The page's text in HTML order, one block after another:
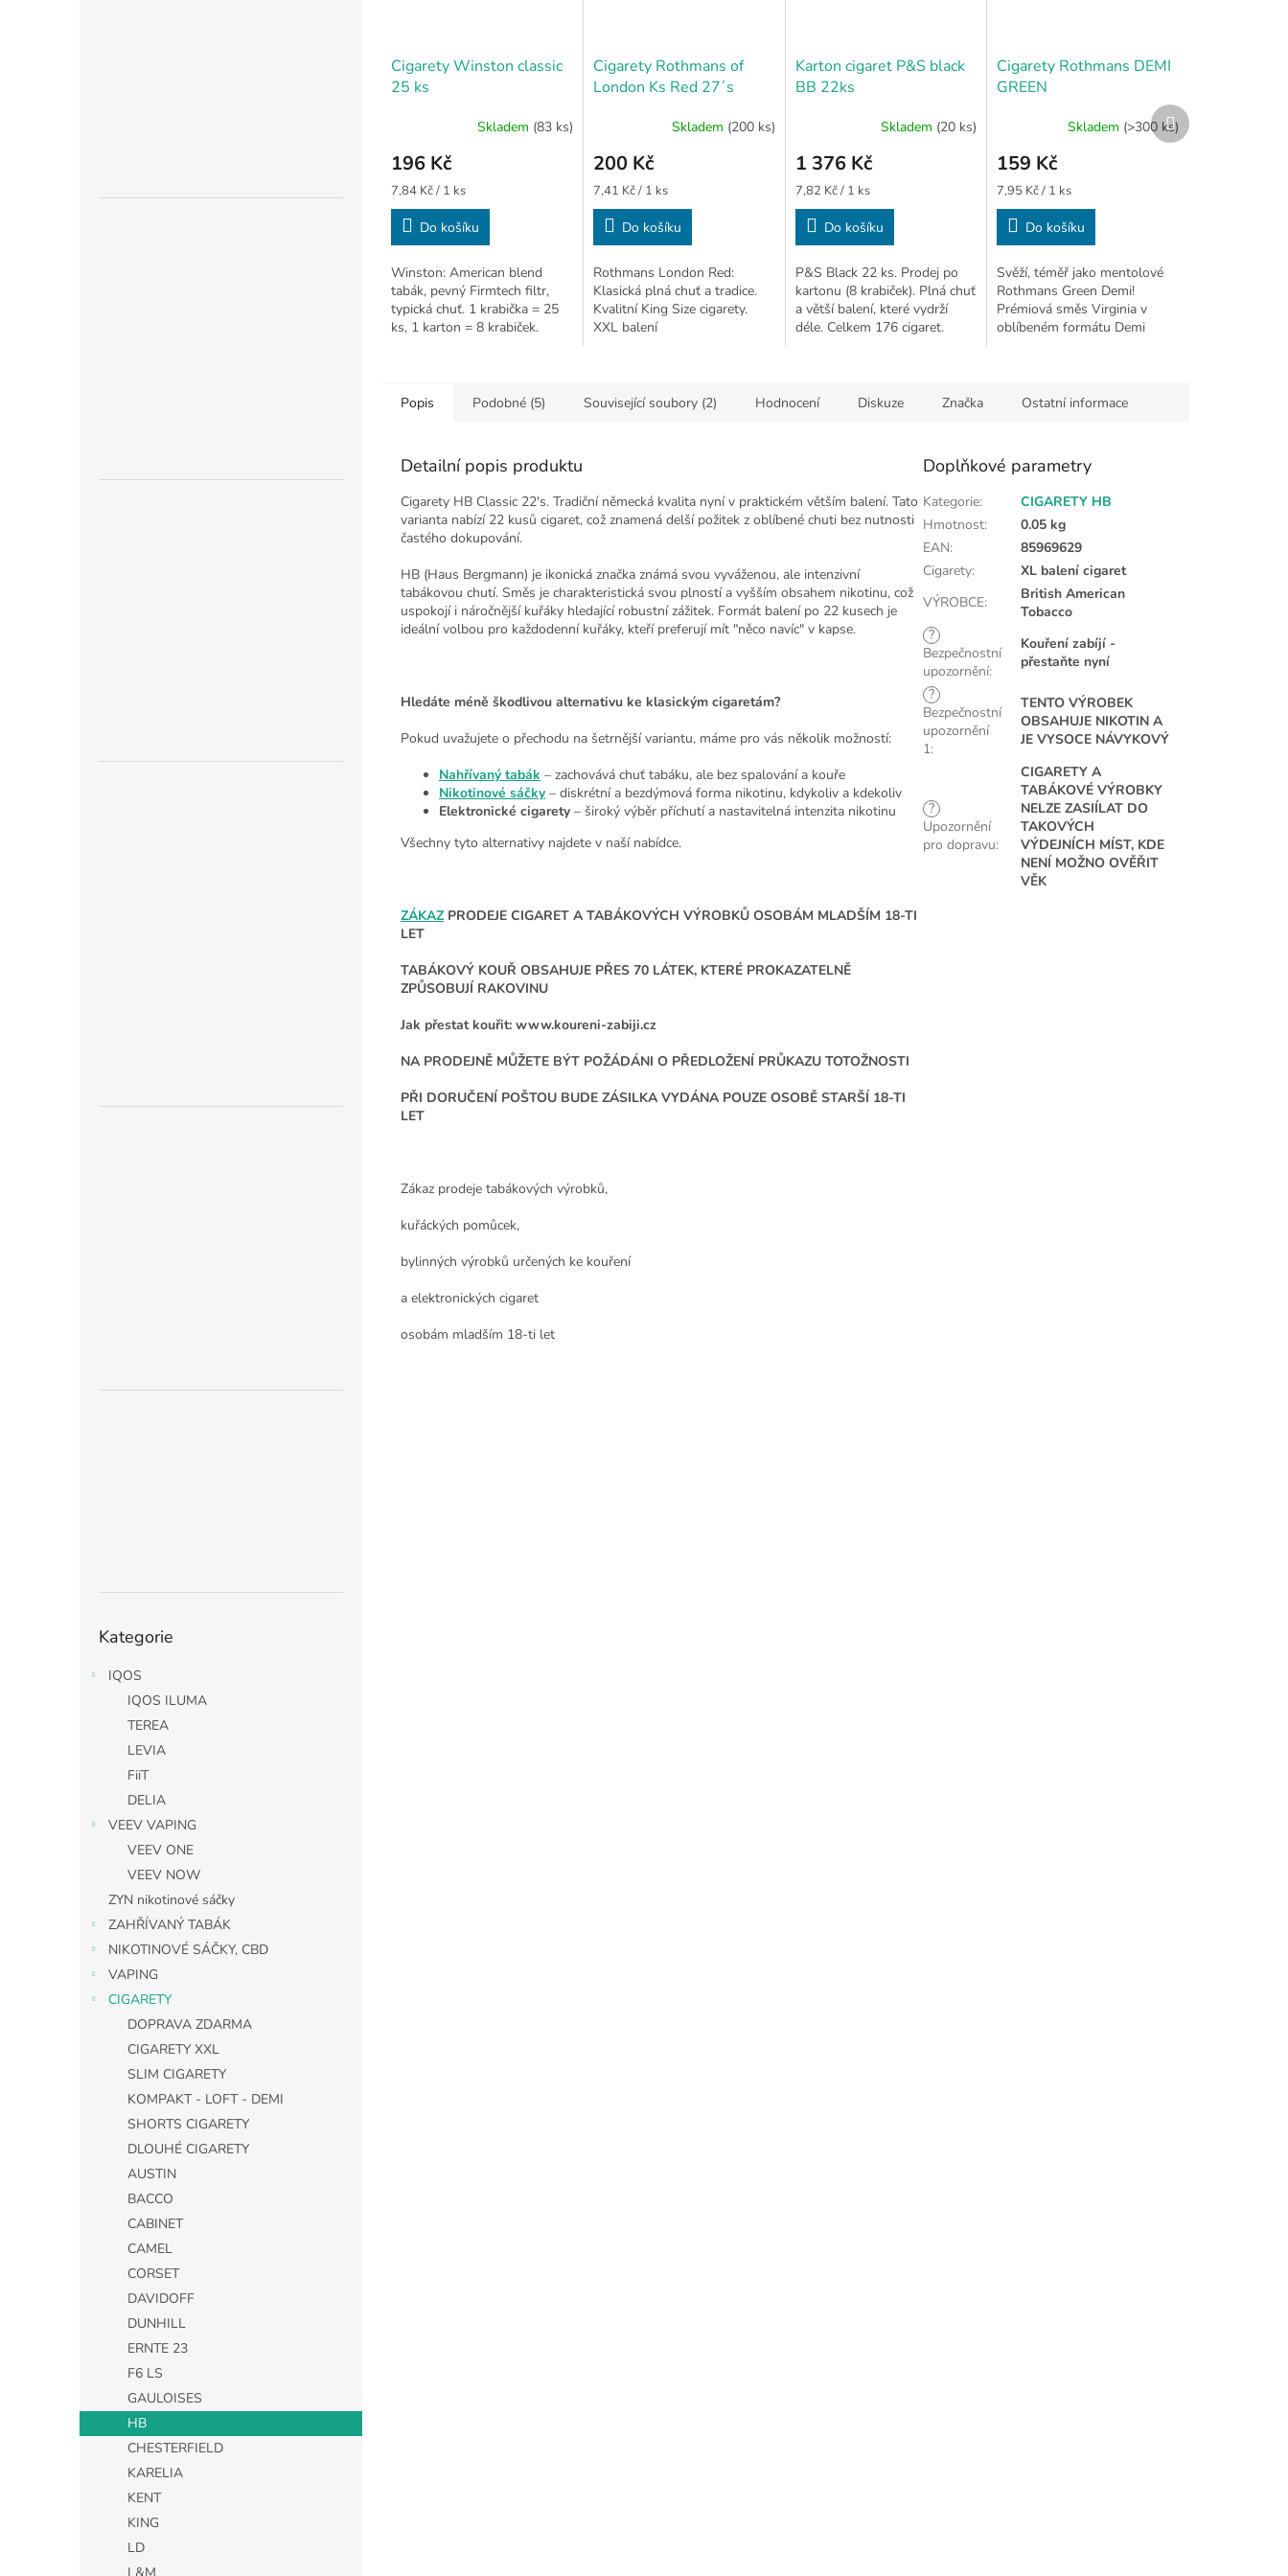
kategorie
Kategorie
IQOS
IQOS ILUMA
TEREA
LEVIA
FiiT
DELIA
VEEV VAPING
VEEV ONE
VEEV NOW
ZYN nikotinové sáčky
ZAHŘÍVANÝ TABÁK
NIKOTINOVÉ SÁČKY, CBD
VAPING
CIGARETY
DOPRAVA ZDARMA
CIGARETY XXL
SLIM CIGARETY
KOMPAKT - LOFT - DEMI
SHORTS CIGARETY
DLOUHÉ CIGARETY
AUSTIN
BACCO
CABINET
CAMEL
CORSET
DAVIDOFF
DUNHILL
ERNTE 23
F6 LS
GAULOISES
HB
CHESTERFIELD
KARELIA
KENT
KING
LD
L&M
Cigarety Winston classic
25 ks
Skladem (83 ks)
196 Kč
Měrná
cena:
7,84 Kč / 1 ks
Do košíku
Winston: American blend
tabák, pevný Firmtech filtr,
typická chuť. 1 krabička = 25
ks, 1 karton = 8 krabiček.
Cigarety Rothmans of
London Ks Red 27´s
Skladem (200 ks)
200 Kč
Měrná
cena:
7,41 Kč / 1 ks
Do košíku
Rothmans London Red:
Klasická plná chuť a tradice.
Kvalitní King Size cigarety.
XXL balení
Karton cigaret P&S black
BB 22ks
Skladem (20 ks)
1 376 Kč
Měrná
cena:
7,82 Kč / 1 ks
Do košíku
P&S Black 22 ks. Prodej po
kartonu (8 krabiček). Plná chuť
a větší balení, které vydrží
déle. Celkem 176 cigaret.
Cigarety Rothmans DEMI
GREEN
Skladem (>300 ks)
159 Kč
Měrná
cena:
7,95 Kč / 1 ks
Do košíku
Svěží, téměř jako mentolové
Rothmans Green Demi!
Prémiová směs Virginia v
oblíbeném formátu Demi
Další
produkt
Popis Podobné (5) Související soubory (2) Hodnocení Diskuze Značka Ostatní informace
Detailní popis produktu
Cigarety HB Classic 22's. Tradiční německá kvalita nyní v praktickém větším balení. Tato
varianta nabízí 22 kusů cigaret, což znamená delší požitek z oblíbené chuti bez nutnosti
častého dokupování.
HB (Haus Bergmann) je ikonická značka známá svou vyváženou, ale intenzivní
tabákovou chutí. Směs je charakteristická svou plností a vyšším obsahem nikotinu, což
uspokojí i náročnější kuřáky hledající robustní zážitek. Formát balení po 22 kusech je
ideální volbou pro každodenní kuřáky, kteří preferují mít "něco navíc" v kapse.
Hledáte méně škodlivou alternativu ke klasickým cigaretám?
Pokud uvažujete o přechodu na šetrnější variantu, máme pro vás několik možností:
Nahřívaný tabák – zachovává chuť tabáku, ale bez spalování a kouře
Nikotinové sáčky – diskrétní a bezdýmová forma nikotinu, kdykoliv a kdekoliv
Elektronické cigarety – široký výběr příchutí a nastavitelná intenzita nikotinu
Všechny tyto alternativy najdete v naší nabídce.
ZÁKAZPRODEJE CIGARET A TABÁKOVÝCH VÝROBKŮ OSOBÁM MLADŠÍM 18-TI
LET
TABÁKOVÝ KOUŘ OBSAHUJE PŘES 70 LÁTEK, KTERÉ PROKAZATELNĚ
ZPŮSOBUJÍ RAKOVINU
Jak přestat kouřit: www.koureni-zabiji.cz
NA PRODEJNĚ MŮŽETE BÝT POŽÁDÁNI O PŘEDLOŽENÍ PRŮKAZU TOTOŽNOSTI
PŘI DORUČENÍ POŠTOU BUDE ZÁSILKA VYDÁNA POUZE OSOBĚ STARŠÍ 18-TI
LET
Zákaz prodeje tabákových výrobků,
kuřáckých pomůcek,
bylinných výrobků určených ke kouření
a elektronických cigaret
osobám mladším 18-ti let
Doplňkové parametry
Kategorie:
CIGARETY HB
Hmotnost:
0.05 kg
EAN:
85969629
Cigarety:
XL balení cigaret
VÝROBCE:
British American
Tobacco
?
Bezpečnostní
upozornění:
Kouření zabíjí -
přestaňte nyní
?
Bezpečnostní
upozornění
1:
TENTO VÝROBEK
OBSAHUJE NIKOTIN A
JE VYSOCE NÁVYKOVÝ
?
Upozornění
pro dopravu:
CIGARETY A
TABÁKOVÉ VÝROBKY
NELZE ZASIÍLAT DO
TAKOVÝCH
VÝDEJNÍCH MÍST, KDE
NENÍ MOŽNO OVĚŘIT
VĚK